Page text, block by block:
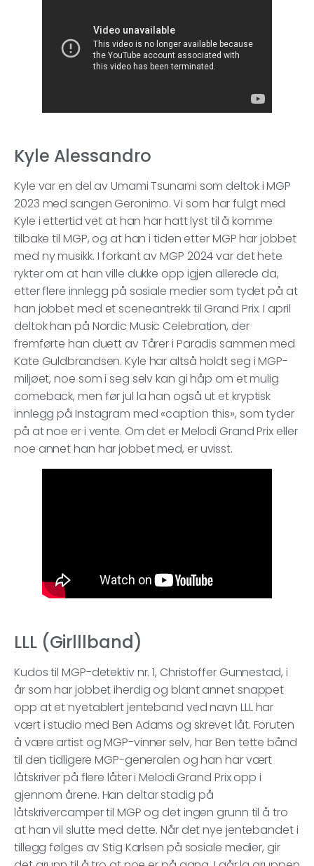
Kyle Alessandro
Kyle var en del av Umami Tsunami som deltok i MGP
2023 med sangen Geronimo. Vi som har fulgt med
Kyle i ettertid vet at han har hatt lyst til å komme
tilbake til MGP, og at han i tiden etter MGP har jobbet
med ny musikk. I forkant av MGP 2024 var det hete
rykter om at han ville dukke opp igjen allerede da,
etter flere innlegg på sosiale medier som tydet på at
han jobbet med et sceneantrekk til Grand Prix. I april
deltok han på Nordic Music Celebration, der
fremførte han duett av Tårer i Paradis sammen med
Kate Guldbrandsen. Kyle har altså holdt seg i MGP-
miljøet, noe som i seg selv kan gi håp om et mulig
comeback, men før jul la han også ut et kryptisk
innlegg på Instagram med «caption this», som tyder
på at noe er i vente. Om det er Melodi Grand Prix eller
noe annet han har jobbet med, er uvisst.
LLL (Girlllband)
Kudos til MGP-detektiv nr. 1, Christoffer Gunnestad, i
år som har jobbet iherdig og blant annet snappet
opp at et nyetablert jenteband ved navn LLL har
vært i studio med Ben Adams og skrevet låt. Foruten
å være artist og MGP-vinner selv, har Ben tette bånd
til den tidligere MGP-generalen og han har vært
låtskriver på flere låter i Melodi Grand Prix opp i
gjennom årene. Han deltar stadig på
låtskrivercamper til MGP og det ingen grunn til å tro
at han vil slutte med dette. Når det nye jentebandet i
tillegg følges av Stig Karlsen på sosiale medier, gir